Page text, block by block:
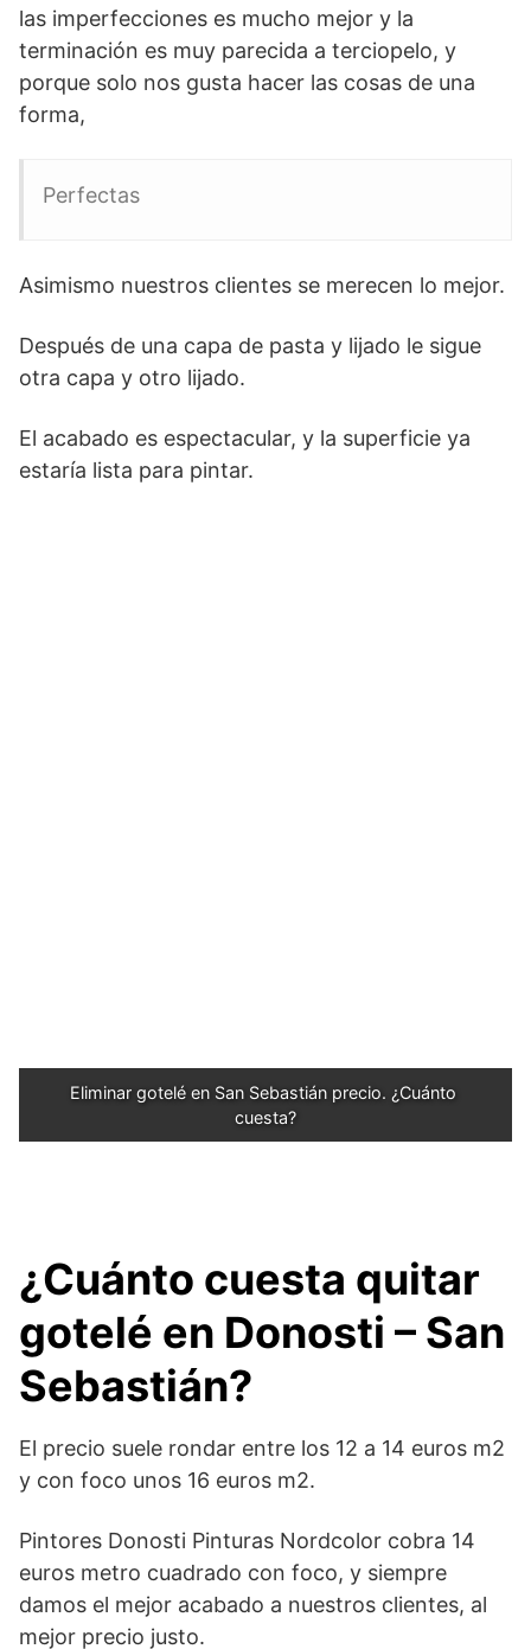
las imperfecciones es mucho mejor y la
terminación es muy parecida a terciopelo, y
porque solo nos gusta hacer las cosas de una
forma,
Perfectas
Asimismo nuestros clientes se merecen lo mejor.
Después de una capa de pasta y lijado le sigue
otra capa y otro lijado.
El acabado es espectacular, y la superficie ya
estaría lista para pintar.
Eliminar gotelé en San Sebastián precio. ¿Cuánto
cuesta?
¿Cuánto cuesta quitar
gotelé en Donosti – San
Sebastián?
El precio suele rondar entre los 12 a 14 euros m2
y con foco unos 16 euros m2.
Pintores Donosti Pinturas Nordcolor cobra 14
euros metro cuadrado con foco, y siempre
damos el mejor acabado a nuestros clientes, al
mejor precio justo.